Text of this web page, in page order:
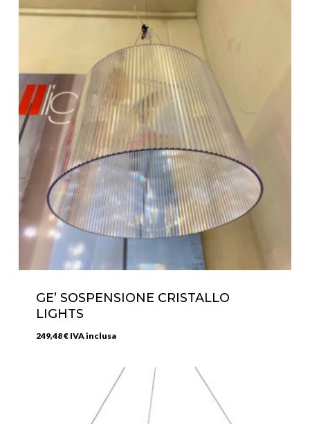
GE’ SOSPENSIONE CRISTALLO
LIGHTS
249,48€ IVA inclusa